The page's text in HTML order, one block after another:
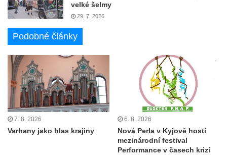
velké šelmy
29. 7. 2026
Podobné články
7. 8. 2026
Varhany jako hlas krajiny
6. 8. 2026
Nová Perla v Kyjově hostí
mezinárodní festival
Performance v časech krizí